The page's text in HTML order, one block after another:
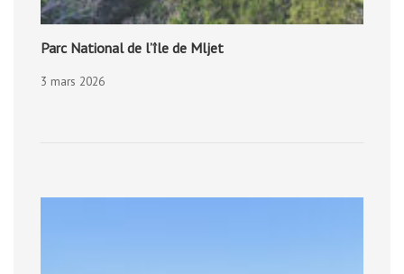
Parc National de l’île de Mljet
3 mars 2026